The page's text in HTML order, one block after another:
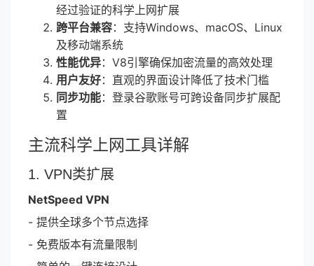
经过验证的科学上网扩展
跨平台兼容：支持Windows、macOS、Linux
及移动端系统
性能优异：V8引擎确保加密流量的高效处理
用户友好：直观的界面设计降低了技术门槛
同步功能：登录谷歌账号可跨设备同步扩展配
置
主流科学上网工具详解
1. VPN类扩展
NetSpeed VPN
- 提供全球多个节点选择
- 免费版本有流量限制